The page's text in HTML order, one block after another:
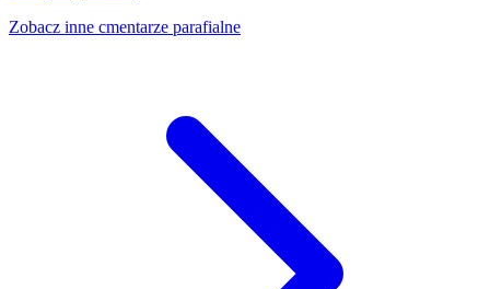
Zobacz inne cmentarze parafialne